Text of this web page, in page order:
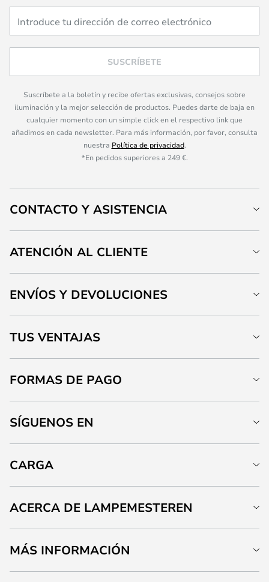
SUSCRÍBETE
Suscríbete a la boletín y recibe ofertas exclusivas, consejos sobre
iluminación y la mejor selección de productos. Puedes darte de baja en
cualquier momento con un simple click en el respectivo link que
añadimos en cada newsletter. Para más información, por favor, consulta
nuestra Política de privacidad.
*En pedidos superiores a 249 €.
CONTACTO Y ASISTENCIA
ATENCIÓN AL CLIENTE
ENVÍOS Y DEVOLUCIONES
TUS VENTAJAS
FORMAS DE PAGO
SÍGUENOS EN
CARGA
ACERCA DE LAMPEMESTEREN
MÁS INFORMACIÓN